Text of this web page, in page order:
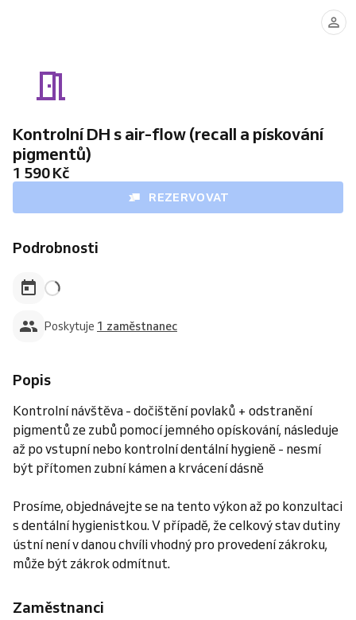
Kontrolní DH s air-flow (recall a pískování
pigmentů)
1 590 Kč
REZERVOVAT
Podrobnosti
Poskytuje 1 zaměstnanec
Popis
Kontrolní návštěva - dočištění povlaků + odstranění
pigmentů ze zubů pomocí jemného opískování, následuje
až po vstupní nebo kontrolní dentální hygieně - nesmí
být přítomen zubní kámen a krvácení dásně
Prosíme, objednávejte se na tento výkon až po konzultaci
s dentální hygienistkou. V případě, že celkový stav dutiny
ústní není v danou chvíli vhodný pro provedení zákroku,
může být zákrok odmítnut.
Zaměstnanci